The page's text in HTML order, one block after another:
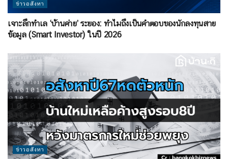
ข่าวอสังหา
เจาะลึกทำเล ‘บ้านค่าย’ ระยอง: ทำไมถึงเป็นคำตอบของนักลงทุนสาย
ข้อมูล (Smart Investor) ในปี 2026
ข่าวอสังหา